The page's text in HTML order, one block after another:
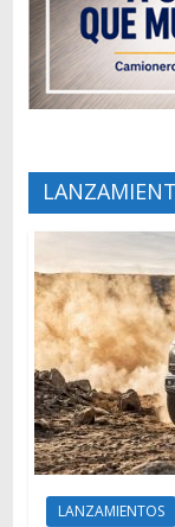
LANZAMIENTOS